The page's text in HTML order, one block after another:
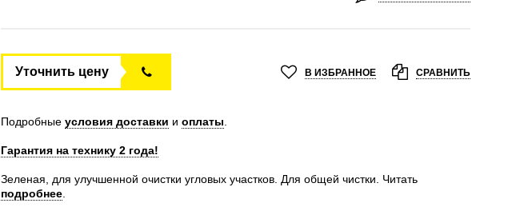
Уточнить цену В ИЗБРАННОЕ СРАВНИТЬ
Подробные условия доставки и оплаты
Гарантия на технику 2 года!
Зеленая, для улучшенной очистки угловых участков. Для общей чистки.
Читать
подробнее.